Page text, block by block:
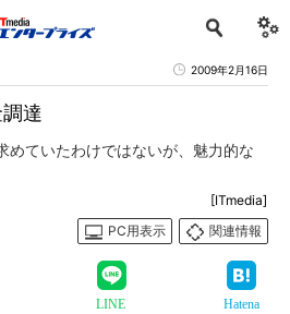
2009年2月16日
達
めていたわけではないが、魅力的な
[ITmedia]
PC用表示
関連情報
LINE Hatena